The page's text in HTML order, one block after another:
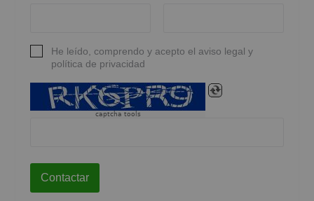
He leído, comprendo y acepto el aviso legal y
política de privacidad
captcha tools
Contactar